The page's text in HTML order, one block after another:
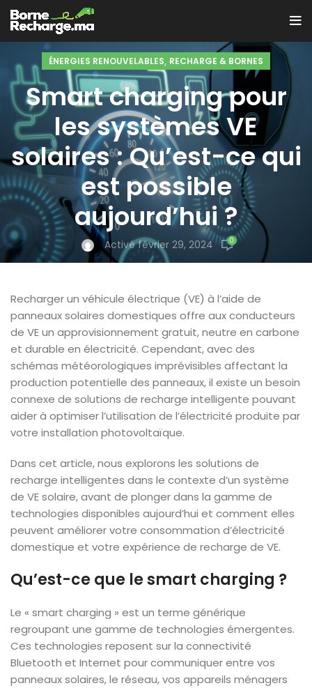
ÉNERGIES RENOUVELABLES, RECHARGE & BORNES
Smart charging pour
les systèmes VE
solaires : Qu’est-ce qui
est possible
aujourd’hui ?
Activé février 29, 2024 0
Recharger un véhicule électrique (VE) à l’aide de
panneaux solaires domestiques offre aux conducteurs
de VE un approvisionnement gratuit, neutre en carbone
et durable en électricité. Cependant, avec des
schémas météorologiques imprévisibles affectant la
production potentielle des panneaux, il existe un besoin
connexe de solutions de recharge intelligente pouvant
aider à optimiser l’utilisation de l’électricité produite par
votre installation photovoltaïque.
Dans cet article, nous explorons les solutions de
recharge intelligentes dans le contexte d’un système
de VE solaire, avant de plonger dans la gamme de
technologies disponibles aujourd’hui et comment elles
peuvent améliorer votre consommation d’électricité
domestique et votre expérience de recharge de VE.
Qu’est-ce que le smart charging ?
Le « smart charging » est un terme générique
regroupant une gamme de technologies émergentes.
Ces technologies reposent sur la connectivité
Bluetooth et Internet pour communiquer entre vos
panneaux solaires, le réseau, vos appareils ménagers